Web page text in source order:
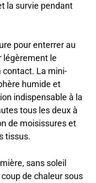
la survie pendant
pour enterrer au
légèrement le
contact. La mini-
humide et
indispensable à la
tous les deux à
de moisissures et
tissus.
sans soleil
de chaleur sous